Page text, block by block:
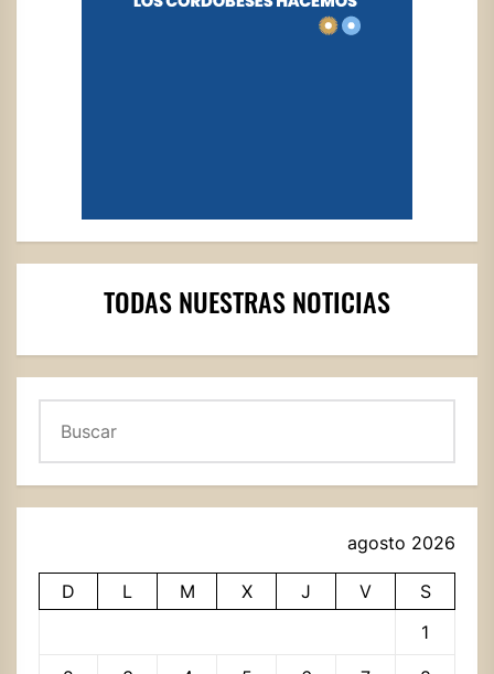
TODAS NUESTRAS NOTICIAS
agosto 2026
D L M X J V
S
1